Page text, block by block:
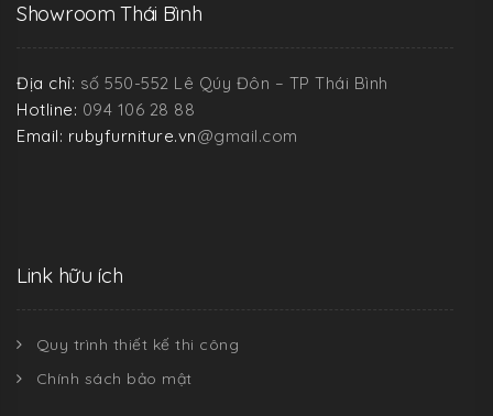
Showroom Thái Bình
Địa chỉ: số 550-552 Lê Qúy Đôn – TP Thái Bình
Hotline: 094 106 28 88
Email: rubyfurniture.vn@gmail.com
Link hữu ích
Quy trình thiết kế thi công
Chính sách bảo mật